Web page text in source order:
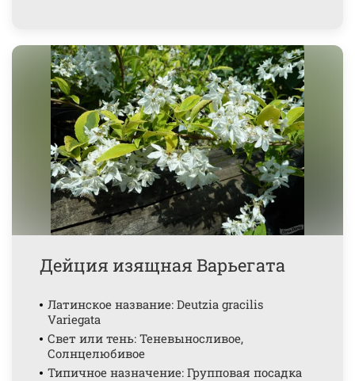
Дейция изящная Варьегата
Латинское название: Deutzia gracilis
Variegata
Свет или тень: Теневыносливое,
Солнцелюбивое
Типичное назначение: Групповая посадка